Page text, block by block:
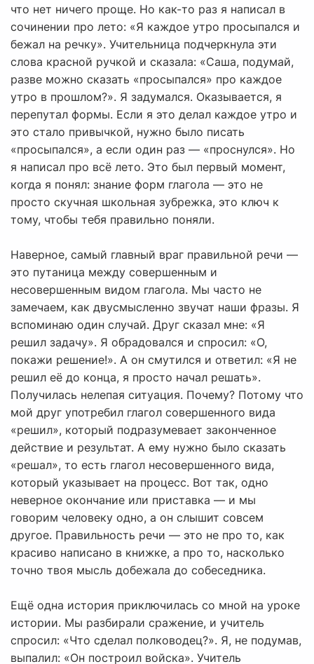
что нет ничего проще. Но как-то раз я написал в
сочинении про лето: «Я каждое утро просыпался и
бежал на речку». Учительница подчеркнула эти
слова красной ручкой и сказала: «Саша, подумай,
разве можно сказать «просыпался» про каждое
утро в прошлом?». Я задумался. Оказывается, я
перепутал формы. Если я это делал каждое утро и
это стало привычкой, нужно было писать
«просыпался», а если один раз — «проснулся». Но
я написал про всё лето. Это был первый момент,
когда я понял: знание форм глагола — это не
просто скучная школьная зубрежка, это ключ к
тому, чтобы тебя правильно поняли.
Наверное, самый главный враг правильной речи —
это путаница между совершенным и
несовершенным видом глагола. Мы часто не
замечаем, как двусмысленно звучат наши фразы. Я
вспоминаю один случай. Друг сказал мне: «Я
решил задачу». Я обрадовался и спросил: «О,
покажи решение!». А он смутился и ответил: «Я не
решил её до конца, я просто начал решать».
Получилась нелепая ситуация. Почему? Потому что
мой друг употребил глагол совершенного вида
«решил», который подразумевает законченное
действие и результат. А ему нужно было сказать
«решал», то есть глагол несовершенного вида,
который указывает на процесс. Вот так, одно
неверное окончание или приставка — и мы
говорим человеку одно, а он слышит совсем
другое. Правильность речи — это не про то, как
красиво написано в книжке, а про то, насколько
точно твоя мысль добежала до собеседника.
Ещё одна история приключилась со мной на уроке
истории. Мы разбирали сражение, и учитель
спросил: «Что сделал полководец?». Я, не подумав,
выпалил: «Он построил войска». Учитель